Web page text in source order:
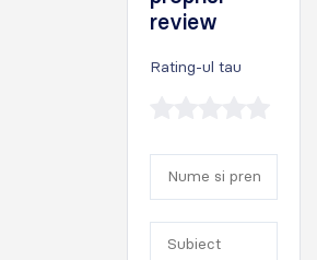
review
Rating-ul tau